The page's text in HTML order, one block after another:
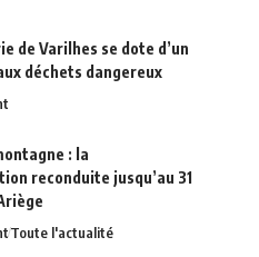
de Varilhes se dote d’un
déchets dangereux
: la
reconduite jusqu’au 31
Toute l'actualité